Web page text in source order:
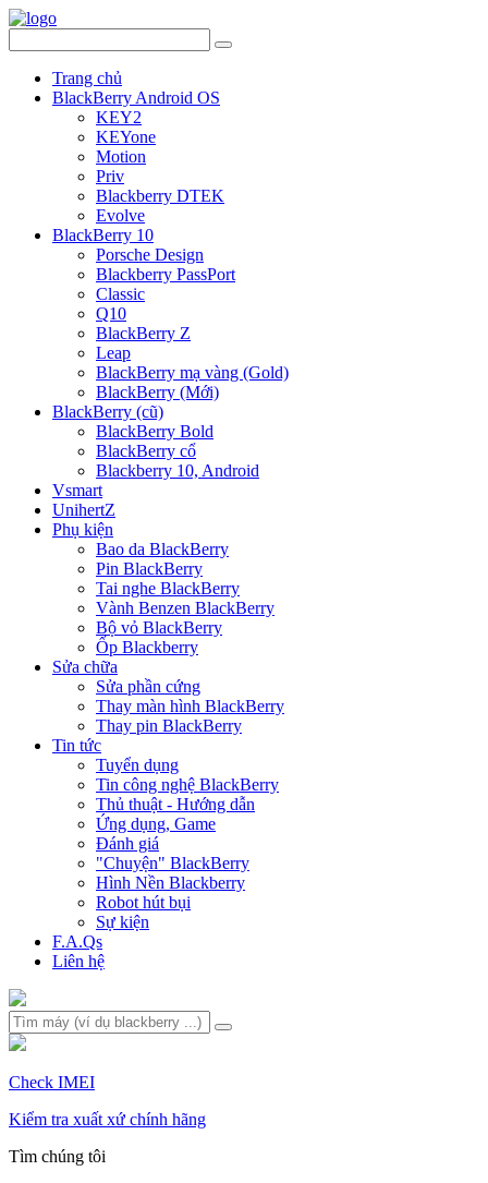
Trang chủ
BlackBerry Android OS
KEY2
KEYone
Motion
Priv
Blackberry DTEK
Evolve
BlackBerry 10
Porsche Design
Blackberry PassPort
Classic
Q10
BlackBerry Z
Leap
BlackBerry mạ vàng (Gold)
BlackBerry (Mới)
BlackBerry (cũ)
BlackBerry Bold
BlackBerry cổ
Blackberry 10, Android
Vsmart
UnihertZ
Phụ kiện
Bao da BlackBerry
Pin BlackBerry
Tai nghe BlackBerry
Vành Benzen BlackBerry
Bộ vỏ BlackBerry
Ốp Blackberry
Sửa chữa
Sửa phần cứng
Thay màn hình BlackBerry
Thay pin BlackBerry
Tin tức
Tuyển dụng
Tin công nghệ BlackBerry
Thủ thuật - Hướng dẫn
Ứng dụng, Game
Đánh giá
"Chuyện" BlackBerry
Hình Nền Blackberry
Robot hút bụi
Sự kiện
F.A.Qs
Liên hệ
Check IMEI
Kiểm tra xuất xứ chính hãng
Tìm chúng tôi